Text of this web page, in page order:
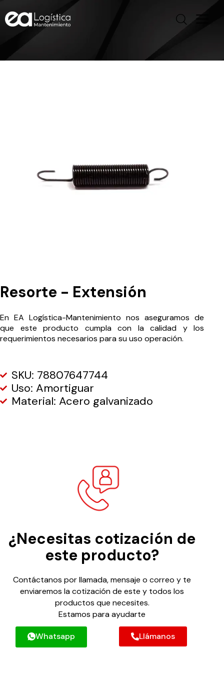
Resorte - Extensión
En EA Logística-Mantenimiento nos aseguramos de
que este producto cumpla con la calidad y los
requerimientos necesarios para su uso operación.
SKU: 78807647744
Uso: Amortiguar
Material: Acero galvanizado
¿Necesitas cotización de
este producto?
Contáctanos por llamada, mensaje o correo y te
enviaremos la cotización de este y todos los
productos que necesites.
Estamos para ayudarte
Whatsapp Llámanos